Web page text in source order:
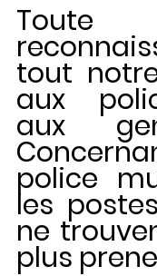
Toute
tout
aux
aux
police
les
ne
plus